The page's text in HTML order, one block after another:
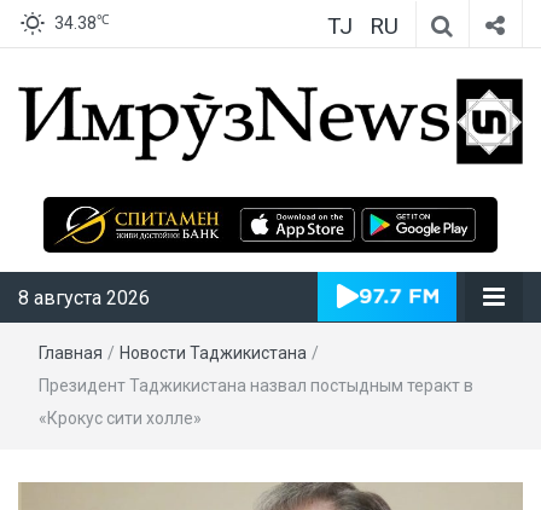
34.38℃ TJ RU
ИмрӯзNews
8 августа 2026
Главная / Новости Таджикистана /
Президент Таджикистана назвал постыдным теракт в
«Крокус сити холле»